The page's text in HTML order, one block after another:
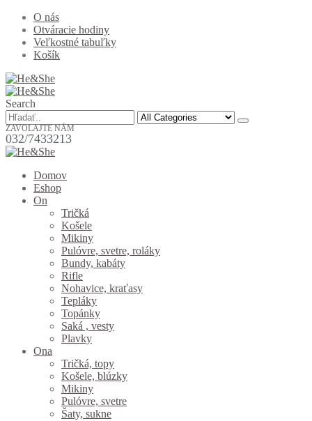
O nás
Otváracie hodiny
Veľkostné tabuľky
Košík
Search
ZAVOLAJTE NÁM
032/7433213
Domov
Eshop
On
Tričká
Košele
Mikiny
Pulóvre, svetre, roláky
Bundy, kabáty
Rifle
Nohavice, kraťasy
Tepláky
Topánky
Saká , vesty
Plavky
Ona
Tričká, topy
Košele, blúzky
Mikiny
Pulóvre, svetre
Šaty, sukne